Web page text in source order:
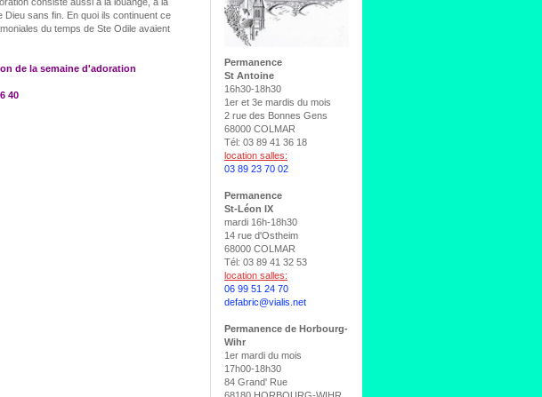
Dieu sans fin. En quoi ils continuent ce
du temps de Ste Odile avaient
de la semaine d'adoration
40
Permanence
St Antoine
16h30-18h30
1er et 3e mardis du mois
2 rue des Bonnes Gens
68000 COLMAR
Tél: 03 89 41 36 18
location salles:
03 89 23 70 02
Permanence
St-Léon IX
mardi 16h-18h30
14 rue d'Ostheim
68000 COLMAR
Tél: 03 89 41 32 53
location salles:
06 99 51 24 70
defabric@vialis.net
Permanence de Horbourg-
Wihr
1er mardi du mois
17h00-18h30
84 Grand' Rue